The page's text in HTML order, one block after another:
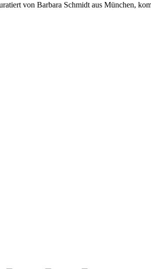
von Barbara Schmidt aus München,